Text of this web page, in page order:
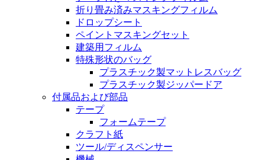
折り畳み済みマスキングフィルム
ドロップシート
ペイントマスキングセット
建築用フィルム
特殊形状のバッグ
プラスチック製マットレスバッグ
プラスチック製ジッパードア
付属品および部品
テープ
フォームテープ
クラフト紙
ツール/ディスペンサー